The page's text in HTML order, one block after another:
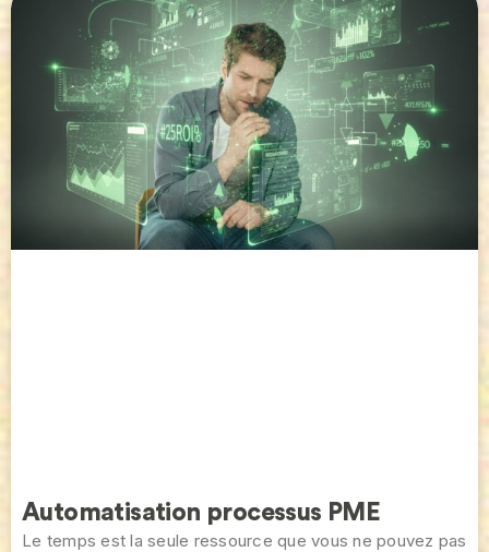
Automatisation processus PME
Le temps est la seule ressource que vous ne pouvez pas